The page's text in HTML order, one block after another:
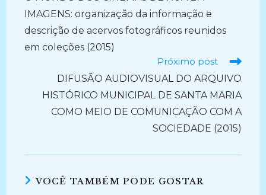
IMAGENS: organização da informação e
descrição de acervos fotográficos reunidos
em coleções (2015)
Próximo post
DIFUSÃO AUDIOVISUAL DO ARQUIVO
HISTÓRICO MUNICIPAL DE SANTA MARIA
COMO MEIO DE COMUNICAÇÃO COM A
SOCIEDADE (2015)
VOCÊ TAMBÉM PODE GOSTAR